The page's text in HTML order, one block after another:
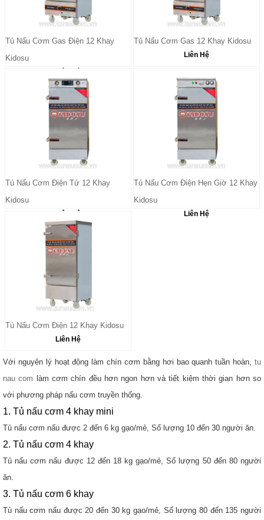
Tủ Nấu Cơm Gas Điện 12 Khay
Kidosu
Tủ Nấu Cơm Gas 12 Khay Kidosu
Liên Hệ
Tủ Nấu Cơm Điện Tử 12 Khay
Kidosu
Tủ Nấu Cơm Điện Hẹn Giờ 12 Khay
Kidosu
Liên Hệ
Tủ Nấu Cơm Điện 12 Khay Kidosu
Liên Hệ
Với nguyên lý hoạt động làm chín cơm bằng hơi bao quanh tuần hoàn, tu
nau com làm cơm chín đều hơn ngon hơn và tiết kiệm thời gian hơn so
với phương pháp nấu cơm truyền thống.
1. Tủ nấu cơm 4 khay mini
Tủ nấu cơm nấu được 2 đến 6 kg gạo/mẻ, Số lượng 10 đến 30 người ăn.
2. Tủ nấu cơm 4 khay
Tủ nấu cơm nấu được 12 đến 18 kg gạo/mẻ, Số lượng 50 đến 80 người
ăn.
3. Tủ nấu cơm 6 khay
Tủ nấu cơm nấu được 20 đến 30 kg gạo/mẻ, Số lượng 80 đến 135 người